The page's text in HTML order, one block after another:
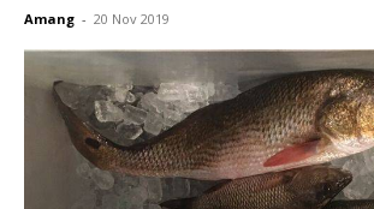
Amang - 20 Nov 2019